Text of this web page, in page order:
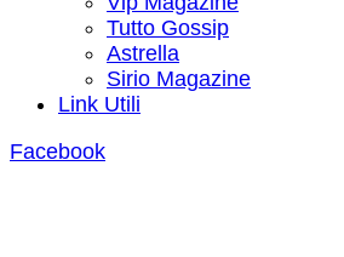
Tutto Gossip
Astrella
Sirio Magazine
Link Utili
Facebook